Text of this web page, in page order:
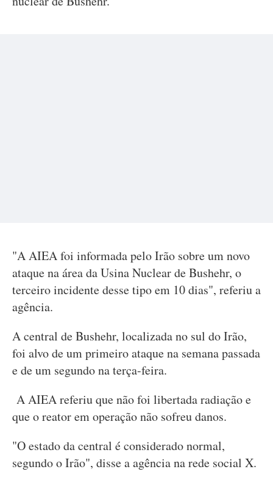
"A AIEA foi informada pelo Irão sobre um novo
ataque na área da Usina Nuclear de Bushehr, o
terceiro incidente desse tipo em 10 dias", referiu a
agência.
A central de Bushehr, localizada no sul do Irão,
foi alvo de um primeiro ataque na semana passada
e de um segundo na terça-feira.
A AIEA referiu que não foi libertada radiação e
que o reator em operação não sofreu danos.
"O estado da central é considerado normal,
segundo o Irão", disse a agência na rede social X.